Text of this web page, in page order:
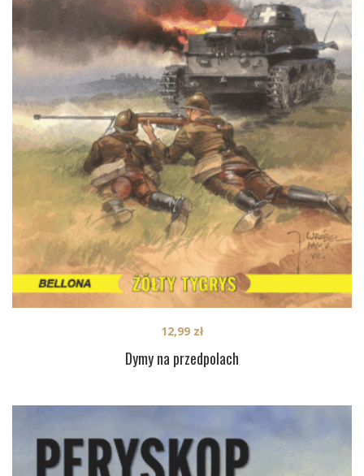
Dymy na przedpolach
12,99 zł